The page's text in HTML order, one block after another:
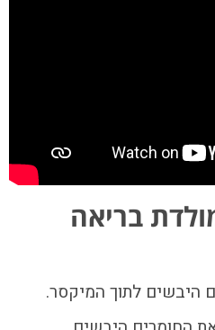
בריאה
היבשים לתוך המיקסר.